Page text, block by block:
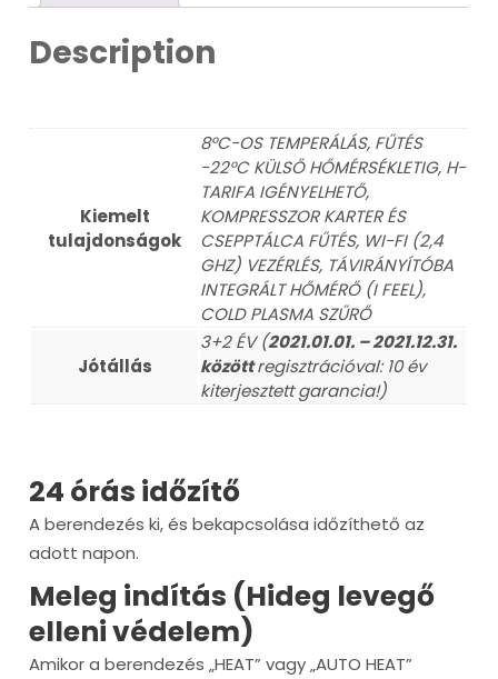
Description
Kiemelt
tulajdonságok
8°C-OS TEMPERÁLÁS, FŰTÉS
-22°C KÜLSŐ HŐMÉRSÉKLETIG, H-
TARIFA IGÉNYELHETŐ,
KOMPRESSZOR KARTER ÉS
CSEPPTÁLCA FŰTÉS, WI-FI (2,4
GHZ) VEZÉRLÉS, TÁVIRÁNYÍTÓBA
INTEGRÁLT HŐMÉRŐ (I FEEL),
COLD PLASMA SZŰRŐ
Jótállás
3+2 ÉV (2021.01.01. – 2021.12.31.
közöttregisztrációval: 10 év
kiterjesztett garancia!)
24 órás időzítő
A berendezés ki, és bekapcsolása időzíthető az
adott napon.
Meleg indítás (Hideg levegő
elleni védelem)
Amikor a berendezés „HEAT” vagy „AUTO HEAT”